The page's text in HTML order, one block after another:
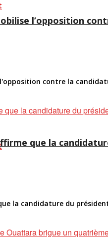
l’opposition
contre la
que la
la candidature du